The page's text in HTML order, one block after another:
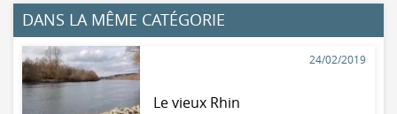
DANS LA MÊME CATÉGORIE
24/02/2019
Le vieux Rhin